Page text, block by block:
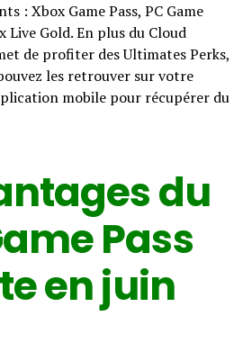
: Xbox Game Pass, PC Game
Live Gold. En plus du Cloud
de profiter des Ultimates Perks,
les retrouver sur votre
mobile pour récupérer du
du
Pass
en juin